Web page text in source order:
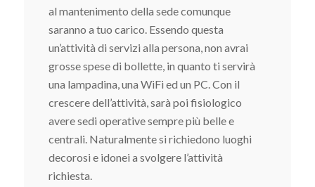
al mantenimento della sede comunque
saranno a tuo carico. Essendo questa
un’attività di servizi alla persona, non avrai
grosse spese di bollette, in quanto ti servirà
una lampadina, una WiFi ed un PC. Con il
crescere dell’attività, sarà poi fisiologico
avere sedi operative sempre più belle e
centrali. Naturalmente si richiedono luoghi
decorosi e idonei a svolgere l’attività
richiesta.